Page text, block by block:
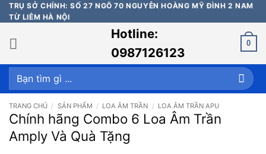
Bỏ
qua
nội
dung
TRỤ SỞ CHÍNH: SỐ 27 NGÕ 70 NGUYỄN HOÀNG MỸ ĐÌNH 2 NAM
TỪ LIÊM HÀ NỘI
Hotline:
0987126123
0
Tìm
kiếm:
TRANG CHỦ / SẢN PHẨM / LOA ÂM TRẦN / LOA ÂM TRẦN APU
Chính hãng Combo 6 Loa Âm Trần
Amply Và Quà Tặng